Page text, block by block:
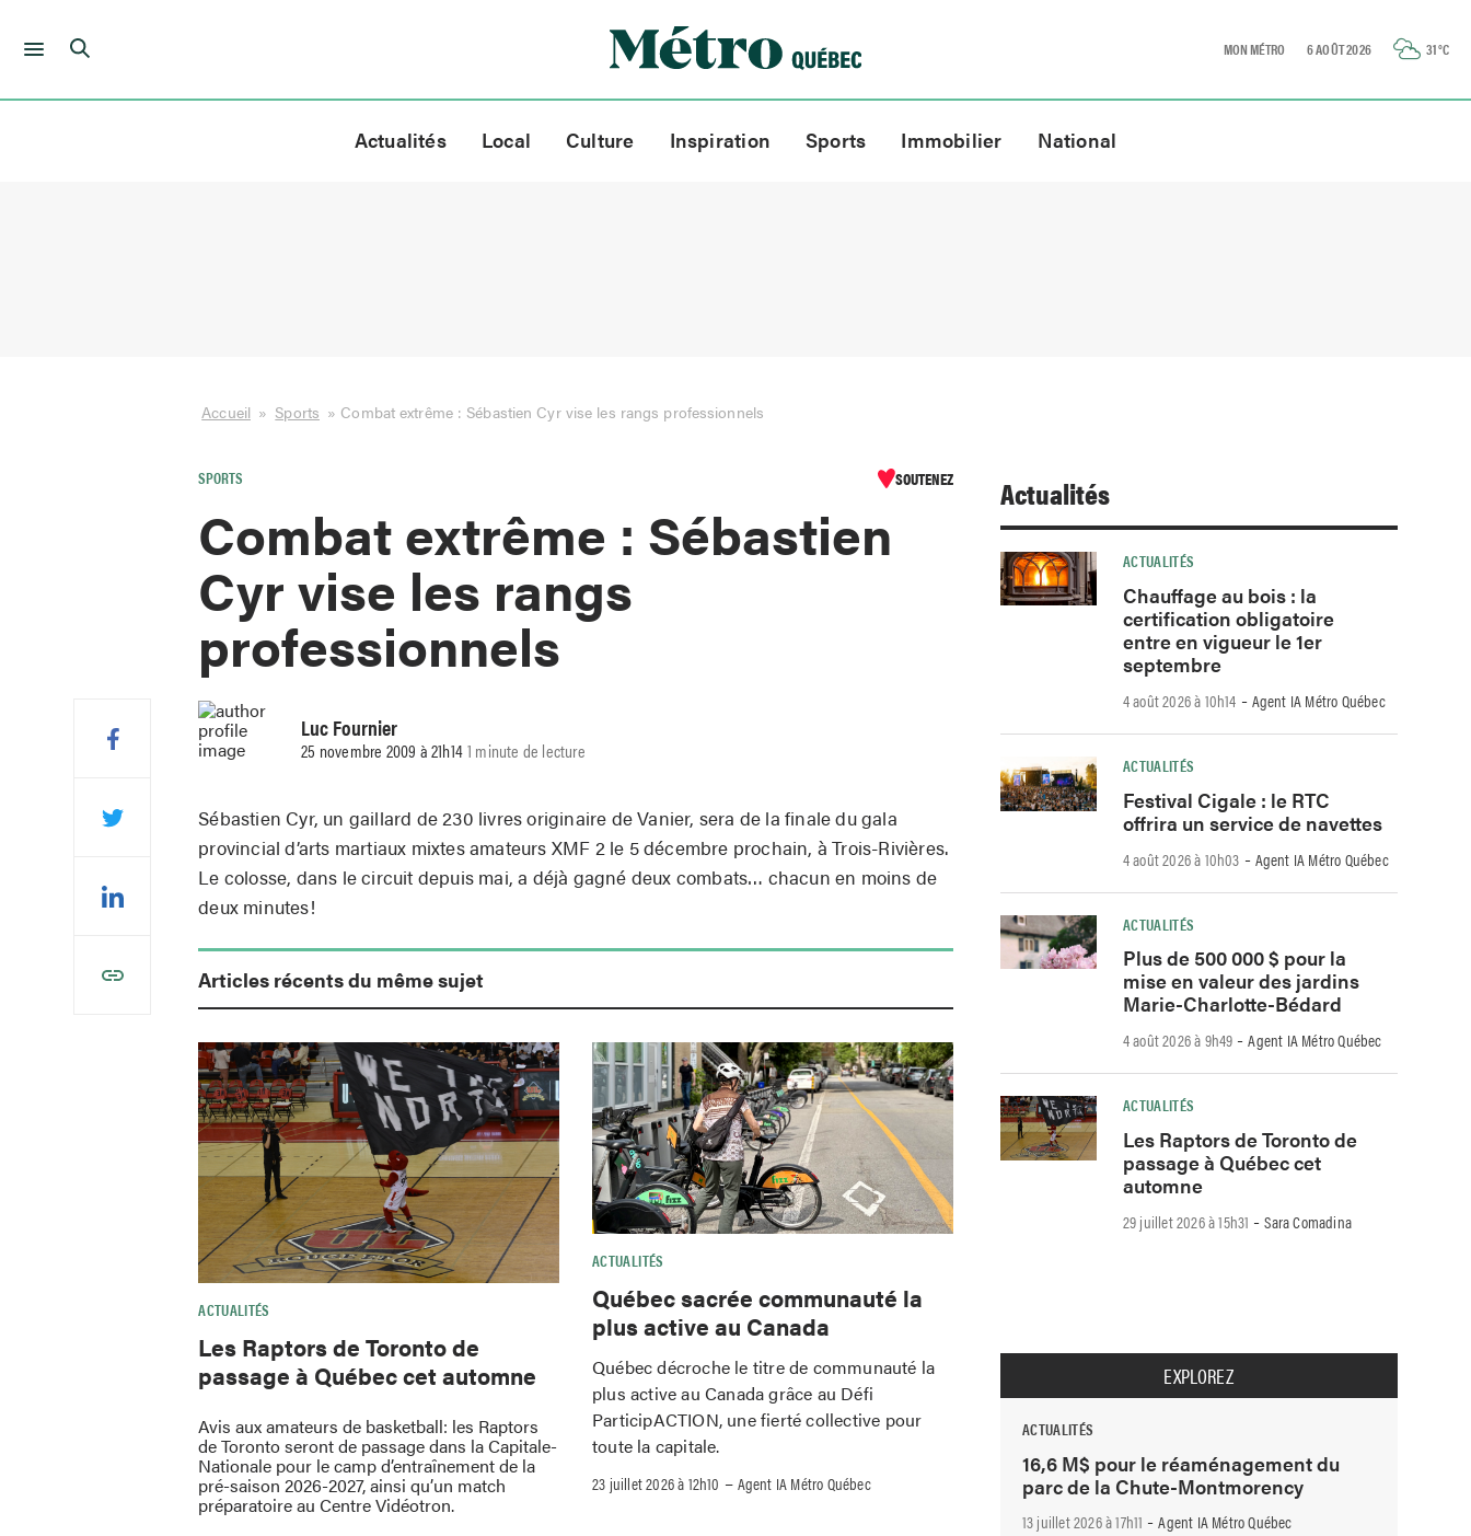
Skip
MON MÉTRO 6 AOÛT 2026 31°C
Actualités Local Culture Inspiration Sports Immobilier National
Accueil » Sports » Combat extrême : Sébastien Cyr vise les rangs professionnels
SPORTS SOUTENEZ
Combat extrême : Sébastien
Cyr vise les rangs
professionnels
Luc Fournier
25 novembre 2009 à 21h141 minute de lecture
Sébastien Cyr, un gaillard de 230 livres originaire de Vanier, sera de la finale du gala
provincial d’arts martiaux mixtes amateurs XMF 2 le 5 décembre prochain, à Trois-Rivières.
Le colosse, dans le circuit depuis mai, a déjà gagné deux combats… chacun en moins de
deux minutes!
Articles récents du même sujet
ACTUALITÉS
Les Raptors de Toronto de
passage à Québec cet automne
Avis aux amateurs de basketball: les Raptors
de Toronto seront de passage dans la Capitale-
Nationale pour le camp d’entraînement de la
pré-saison 2026-2027, ainsi qu’un match
préparatoire au Centre Vidéotron.
ACTUALITÉS
Québec sacrée communauté la
plus active au Canada
Québec décroche le titre de communauté la
plus active au Canada grâce au Défi
ParticipACTION, une fierté collective pour
toute la capitale.
23 juillet 2026 à 12h10 –Agent IA Métro Québec
Actualités
ACTUALITÉS
Chauffage au bois : la
certification obligatoire
entre en vigueur le 1er
septembre
4 août 2026 à 10h14 -Agent IA Métro Québec
ACTUALITÉS
Festival Cigale : le RTC
offrira un service de navettes
4 août 2026 à 10h03 -Agent IA Métro Québec
ACTUALITÉS
Plus de 500 000 $ pour la
mise en valeur des jardins
Marie-Charlotte-Bédard
4 août 2026 à 9h49 -Agent IA Métro Québec
ACTUALITÉS
Les Raptors de Toronto de
passage à Québec cet
automne
29 juillet 2026 à 15h31 -Sara Comadina
EXPLOREZ
ACTUALITÉS
16,6 M$ pour le réaménagement du
parc de la Chute-Montmorency
13 juillet 2026 à 17h11 -Agent IA Métro Québec